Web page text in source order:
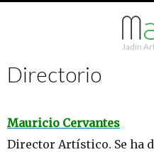
Jadín
Directorio
Mauricio Cervantes
Director Artístico. Se ha